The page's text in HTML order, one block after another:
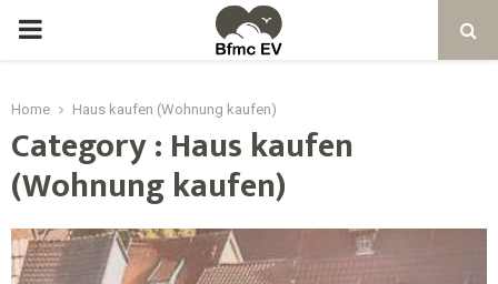
Home Haus kaufen (Wohnung kaufen)
Category : Haus kaufen
(Wohnung kaufen)